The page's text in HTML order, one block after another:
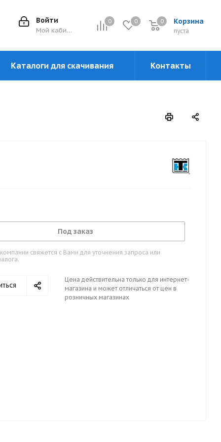
0 0 Корзина
0
пуста
0
Войти
Мой кабинет
Каталоги для скачивания Контакты
Под заказ
свяжется с Вами для уточнения запроса или
Цена действительна только для интернет-
магазина и может отличаться от цен в
розничных магазинах